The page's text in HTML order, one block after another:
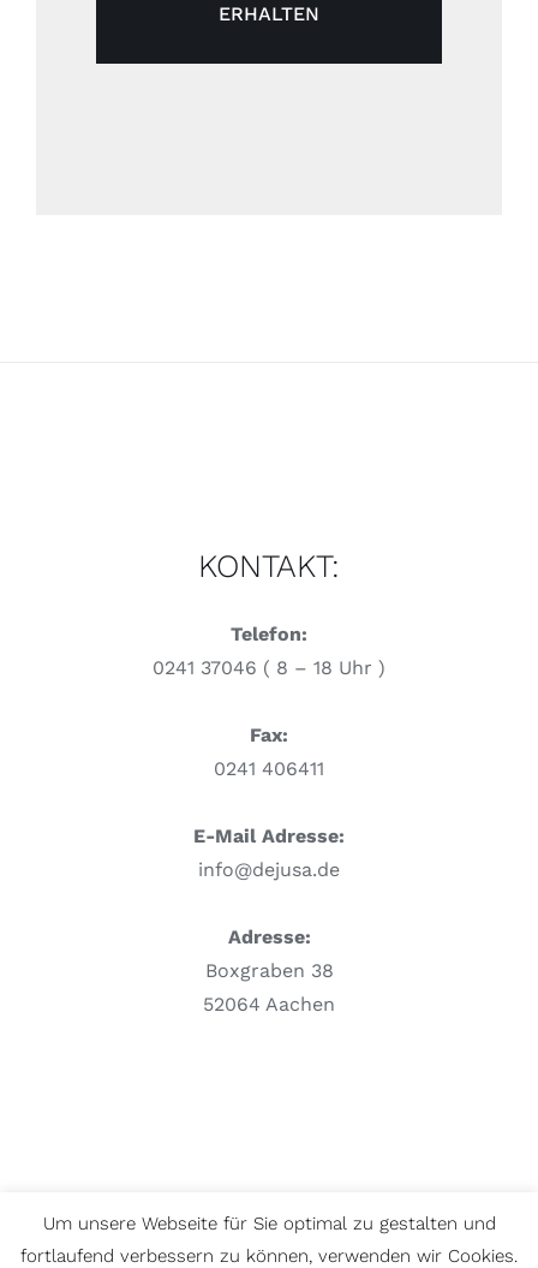
ERHALTEN
KONTAKT:
Telefon:
0241 37046 ( 8 – 18 Uhr )
Fax:
0241 406411
E-Mail Adresse:
info@dejusa.de
Adresse:
Boxgraben 38
52064 Aachen
All Rights Reserved © Copyright
2026 DEJUSA
Um unsere Webseite für Sie optimal zu gestalten und
fortlaufend verbessern zu können, verwenden wir Cookies.